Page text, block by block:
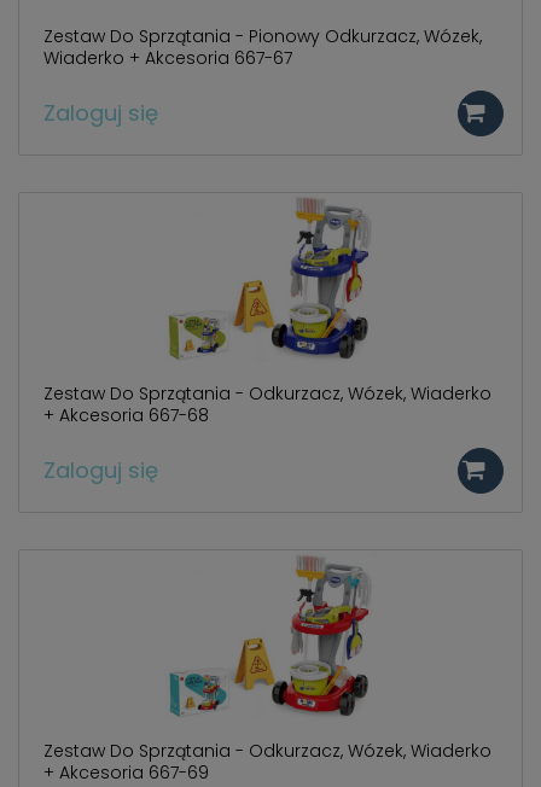
Zestaw Do Sprzątania - Pionowy Odkurzacz, Wózek,
Wiaderko + Akcesoria 667-67
Zaloguj się
Zestaw Do Sprzątania - Odkurzacz, Wózek, Wiaderko
+ Akcesoria 667-68
Zaloguj się
Zestaw Do Sprzątania - Odkurzacz, Wózek, Wiaderko
+ Akcesoria 667-69